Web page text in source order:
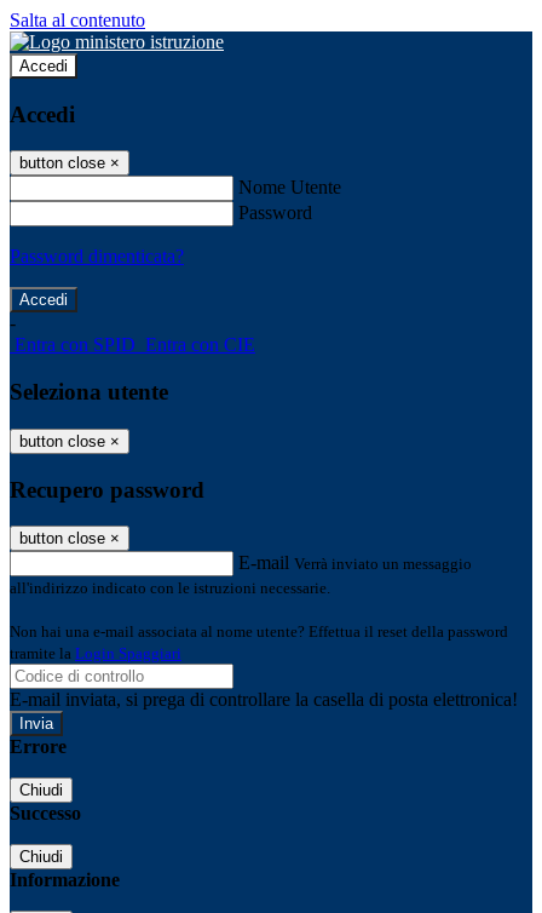
Salta al contenuto
Accedi
Accedi
button close ×
Nome Utente
Password
Password dimenticata?
-
Entra con SPID Entra con CIE
Seleziona utente
button close ×
Recupero password
button close ×
E-mail Verrà inviato un messaggio
all'indirizzo indicato con le istruzioni necessarie.
Non hai una e-mail associata al nome utente? Effettua il reset della password
tramite la Login Spaggiari
E-mail inviata, si prega di controllare la casella di posta elettronica!
Errore
Chiudi
Successo
Chiudi
Informazione